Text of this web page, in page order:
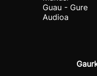
Guau - Gure
Audioa